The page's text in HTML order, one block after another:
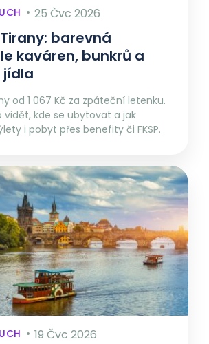
25 Čvc 2026
barevná
kaváren, bunkrů a
jídla
od 1 067 Kč za zpáteční letenku.
vidět, kde se ubytovat a jak
i pobyt přes benefity či FKSP.
19 Čvc 2026